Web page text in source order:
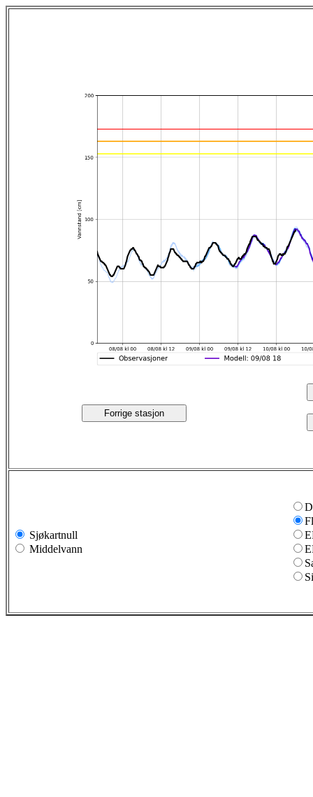
Forrige stasjon
Sjøkartnull
Middelvann